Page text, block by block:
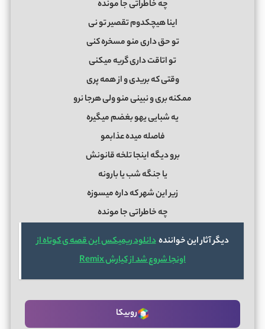
ﭼﻪ ﺧﺎﻃﺮاﺗﻰ ﺟﺎ ﻣﻮﻧﺪه
اﻳﻨﺎ ﻫﻴﭽﻜﺪوم ﺗﻘﺼﻴﺮ ﺗﻮ ﻧﻰ
ﺗﻮ ﺣﻖ داری ﻣﻨﻮ ﻣﺴﺨﺮه ﻛﻨﻰ
ﺗﻮ اﺗﺎﻗﺖ داری ﮔﺮﻳﻪ ﻣﻴﻜﻨﻰ
وﻗﺘﻰ ﻛﻪ ﺑﺮﻳﺪی و از ﻫﻤﻪ ﭘﺮی
ﻣﻤﻜﻨﻪ ﺑﺮی و ﻧﺒﻴﻨﻰ ﻣﻨﻮ وﻟﻰ ﻫﺮﺟﺎ ﻧﺮو
ﻳﻪ ﺷﺒﺎﻳﻰ ﻳﻬﻮ ﺑﻐﻀﻢ ﻣﻴﮕﻴﺮه
ﻓﺎﺻﻠﻪ ﻣﻴﺪه ﻋﺬاﺑﻤﻮ
ﺑﺮو دﻳﮕﻪ اﻳﻨﺠﺎ ﺗﻠﺨﻪ ﻗﺎﻧﻮﻧﺶ
ﻳﺎ ﺟﻨﮕﻪ ﺷﺐ ﻳﺎ ﺑﺎروﻧﻪ
زﻳﺮ اﻳﻦ ﺷﻬﺮ ﻛﻪ داره ﻣﻴﺴﻮزه
ﭼﻪ ﺧﺎﻃﺮاﺗﻰ ﺟﺎ ﻣﻮﻧﺪه
دیگر آثار این خوانندهدانلود ریمیکس اين قصه ی كوتاه از
اونجا شروع شد از کیارش Remix
روبیکا